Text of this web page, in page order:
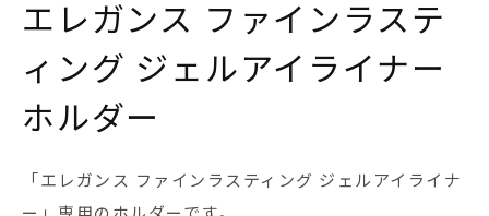
エレガンス ファインラステ
ィング ジェルアイライナー
ホルダー
「エレガンス ファインラスティング ジェルアイライナ